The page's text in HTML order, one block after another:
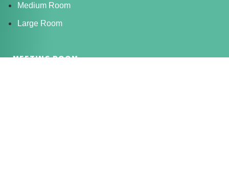
Medium Room
Large Room
MEETING ROOM